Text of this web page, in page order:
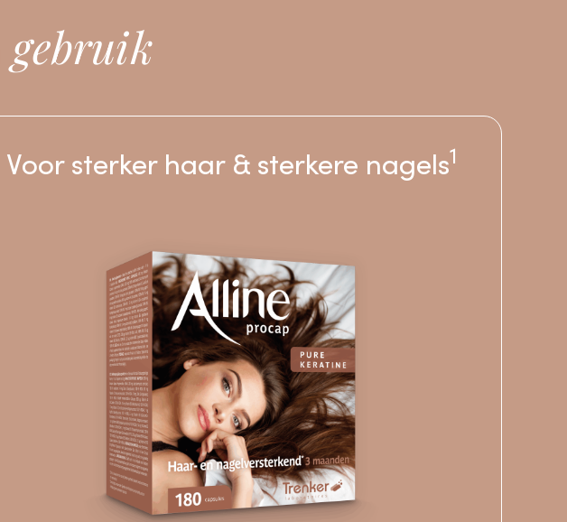
gebruik
Voor sterker haar & sterkere nagels1